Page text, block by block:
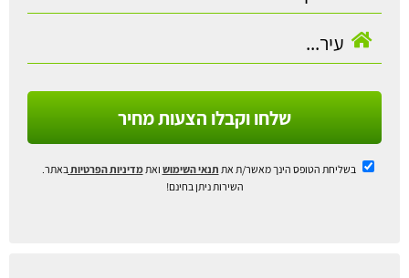
שלחו וקבלו הצעות מחיר
בשליחת הטופס הינך מאשר/ת את תנאי השימוש ואתמדיניות הפרטיותבאתר.
השירות ניתן בחינם!